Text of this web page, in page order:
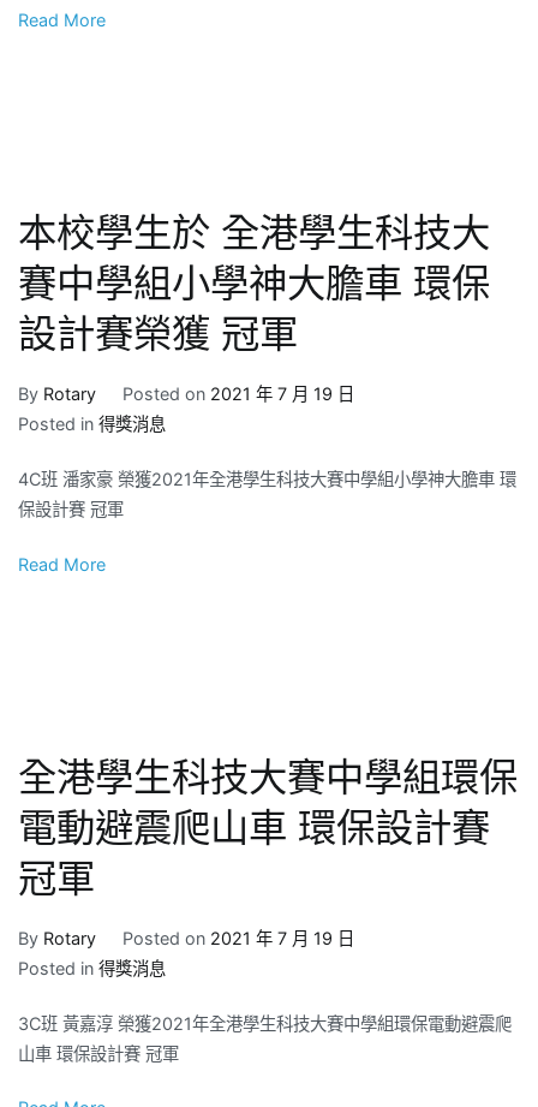
Read More
本校學生於 全港學生科技大
賽中學組小學神大膽車 環保
設計賽榮獲 冠軍
By Rotary Posted on 2021 年 7 月 19 日
Posted in 得獎消息
4C班 潘家豪 榮獲2021年全港學生科技大賽中學組小學神大膽車 環
保設計賽 冠軍
Read More
全港學生科技大賽中學組環保
電動避震爬山車 環保設計賽
冠軍
By Rotary Posted on 2021 年 7 月 19 日
Posted in 得獎消息
3C班 黃嘉淳 榮獲2021年全港學生科技大賽中學組環保電動避震爬
山車 環保設計賽 冠軍